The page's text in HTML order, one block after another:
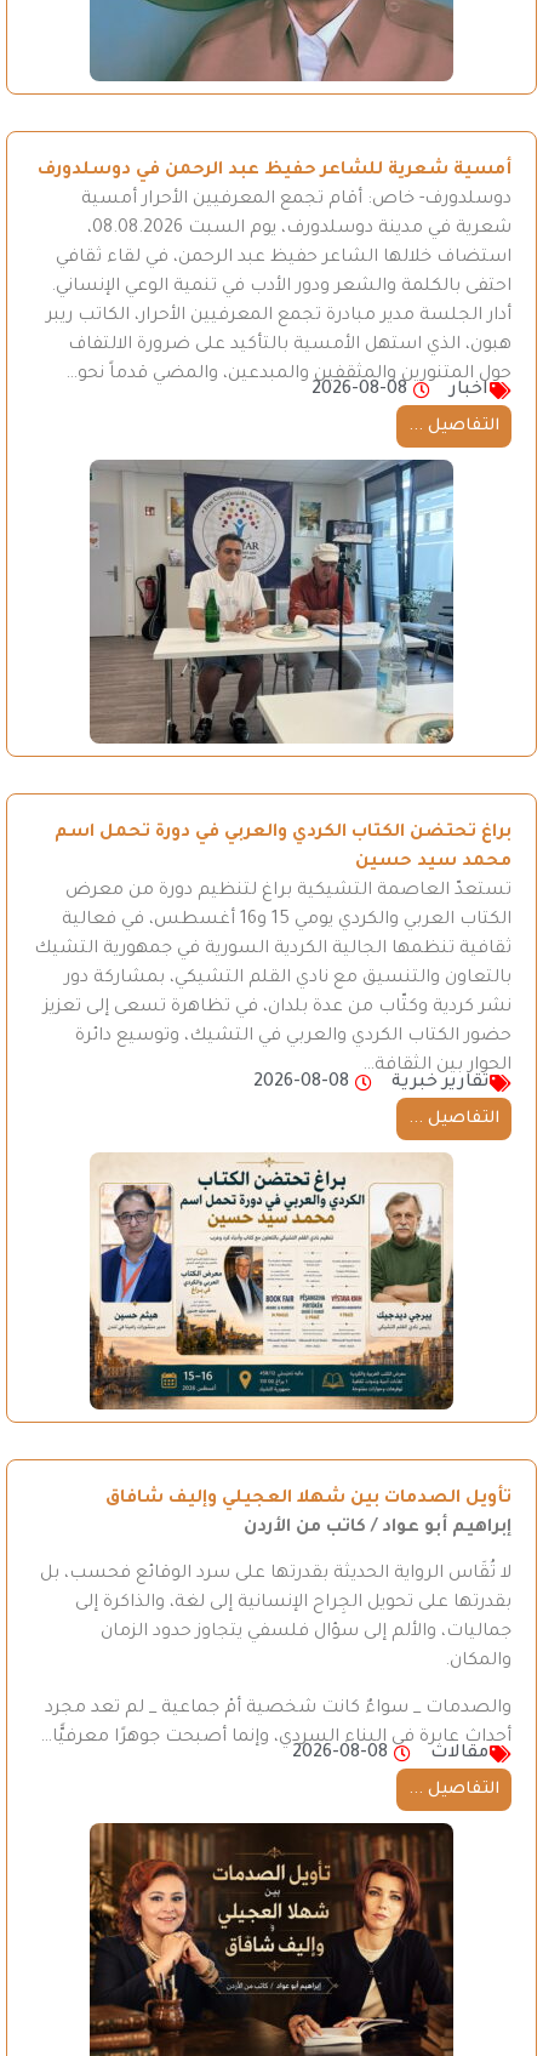
أمسية شعرية للشاعر حفيظ عبد الرحمن في دوسلدورف
دوسلدورف- خاص: أقام تجمع المعرفيين الأحرار أمسية
شعرية في مدينة دوسلدورف، يوم السبت 08.08.2026،
استضاف خلالها الشاعر حفيظ عبد الرحمن، في لقاء ثقافي
احتفى بالكلمة والشعر ودور الأدب في تنمية الوعي الإنساني.
أدار الجلسة مدير مبادرة تجمع المعرفيين الأحرار، الكاتب ريبر
هبون، الذي استهل الأمسية بالتأكيد على ضرورة الالتفاف
حول المتنورين والمثقفين والمبدعين، والمضي قدماً نحو…
اخبار
2026-08-08
التفاصيل ...
براغ تحتضن الكتاب الكردي والعربي في دورة تحمل اسم
محمد سيد حسين
تستعدّ العاصمة التشيكية براغ لتنظيم دورة من معرض
الكتاب العربي والكردي يومي 15 و16 أغسطس، في فعالية
ثقافية تنظمها الجالية الكردية السورية في جمهورية التشيك
بالتعاون والتنسيق مع نادي القلم التشيكي، بمشاركة دور
نشر كردية وكتّاب من عدة بلدان، في تظاهرة تسعى إلى تعزيز
حضور الكتاب الكردي والعربي في التشيك، وتوسيع دائرة
الحوار بين الثقافة…
تقارير خبرية
2026-08-08
التفاصيل ...
تأويل الصدمات بين شهلا العجيلي وإليف شافاق
إبراهيم أبو عواد / كاتب من الأردن
لا تُقَاس الرواية الحديثة بقدرتها على سرد الوقائع فحسب، بل
بقدرتها على تحويل الجِراح الإنسانية إلى لغة، والذاكرة إلى
جماليات، والألم إلى سؤال فلسفي يتجاوز حدود الزمان
والمكان.
والصدمات _ سواءٌ كانت شخصية أمْ جماعية _ لم تعد مجرد
أحداث عابرة في البناء السردي، وإنما أصبحت جوهرًا معرفيًّا…
مقالات
2026-08-08
التفاصيل ...